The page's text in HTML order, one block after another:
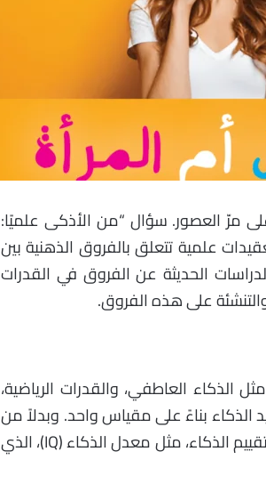
مرّ العصور. سؤال “من الأذكى علميًا:
علمية تتعلق بالفروق الذهنية بين
الحديثة عن الفروق في القدرات
والتنشئة على هذه الفروق.
العاطفي، والقدرات الرياضية،
الذكاء بناءً على مقياس واحد. وبدلاً من
ذلك، يعتمد العلماء على مجموعة من الاختبارات والمعايير لتقييم الذكاء، مثل معدل الذكاء (IQ)، الذي